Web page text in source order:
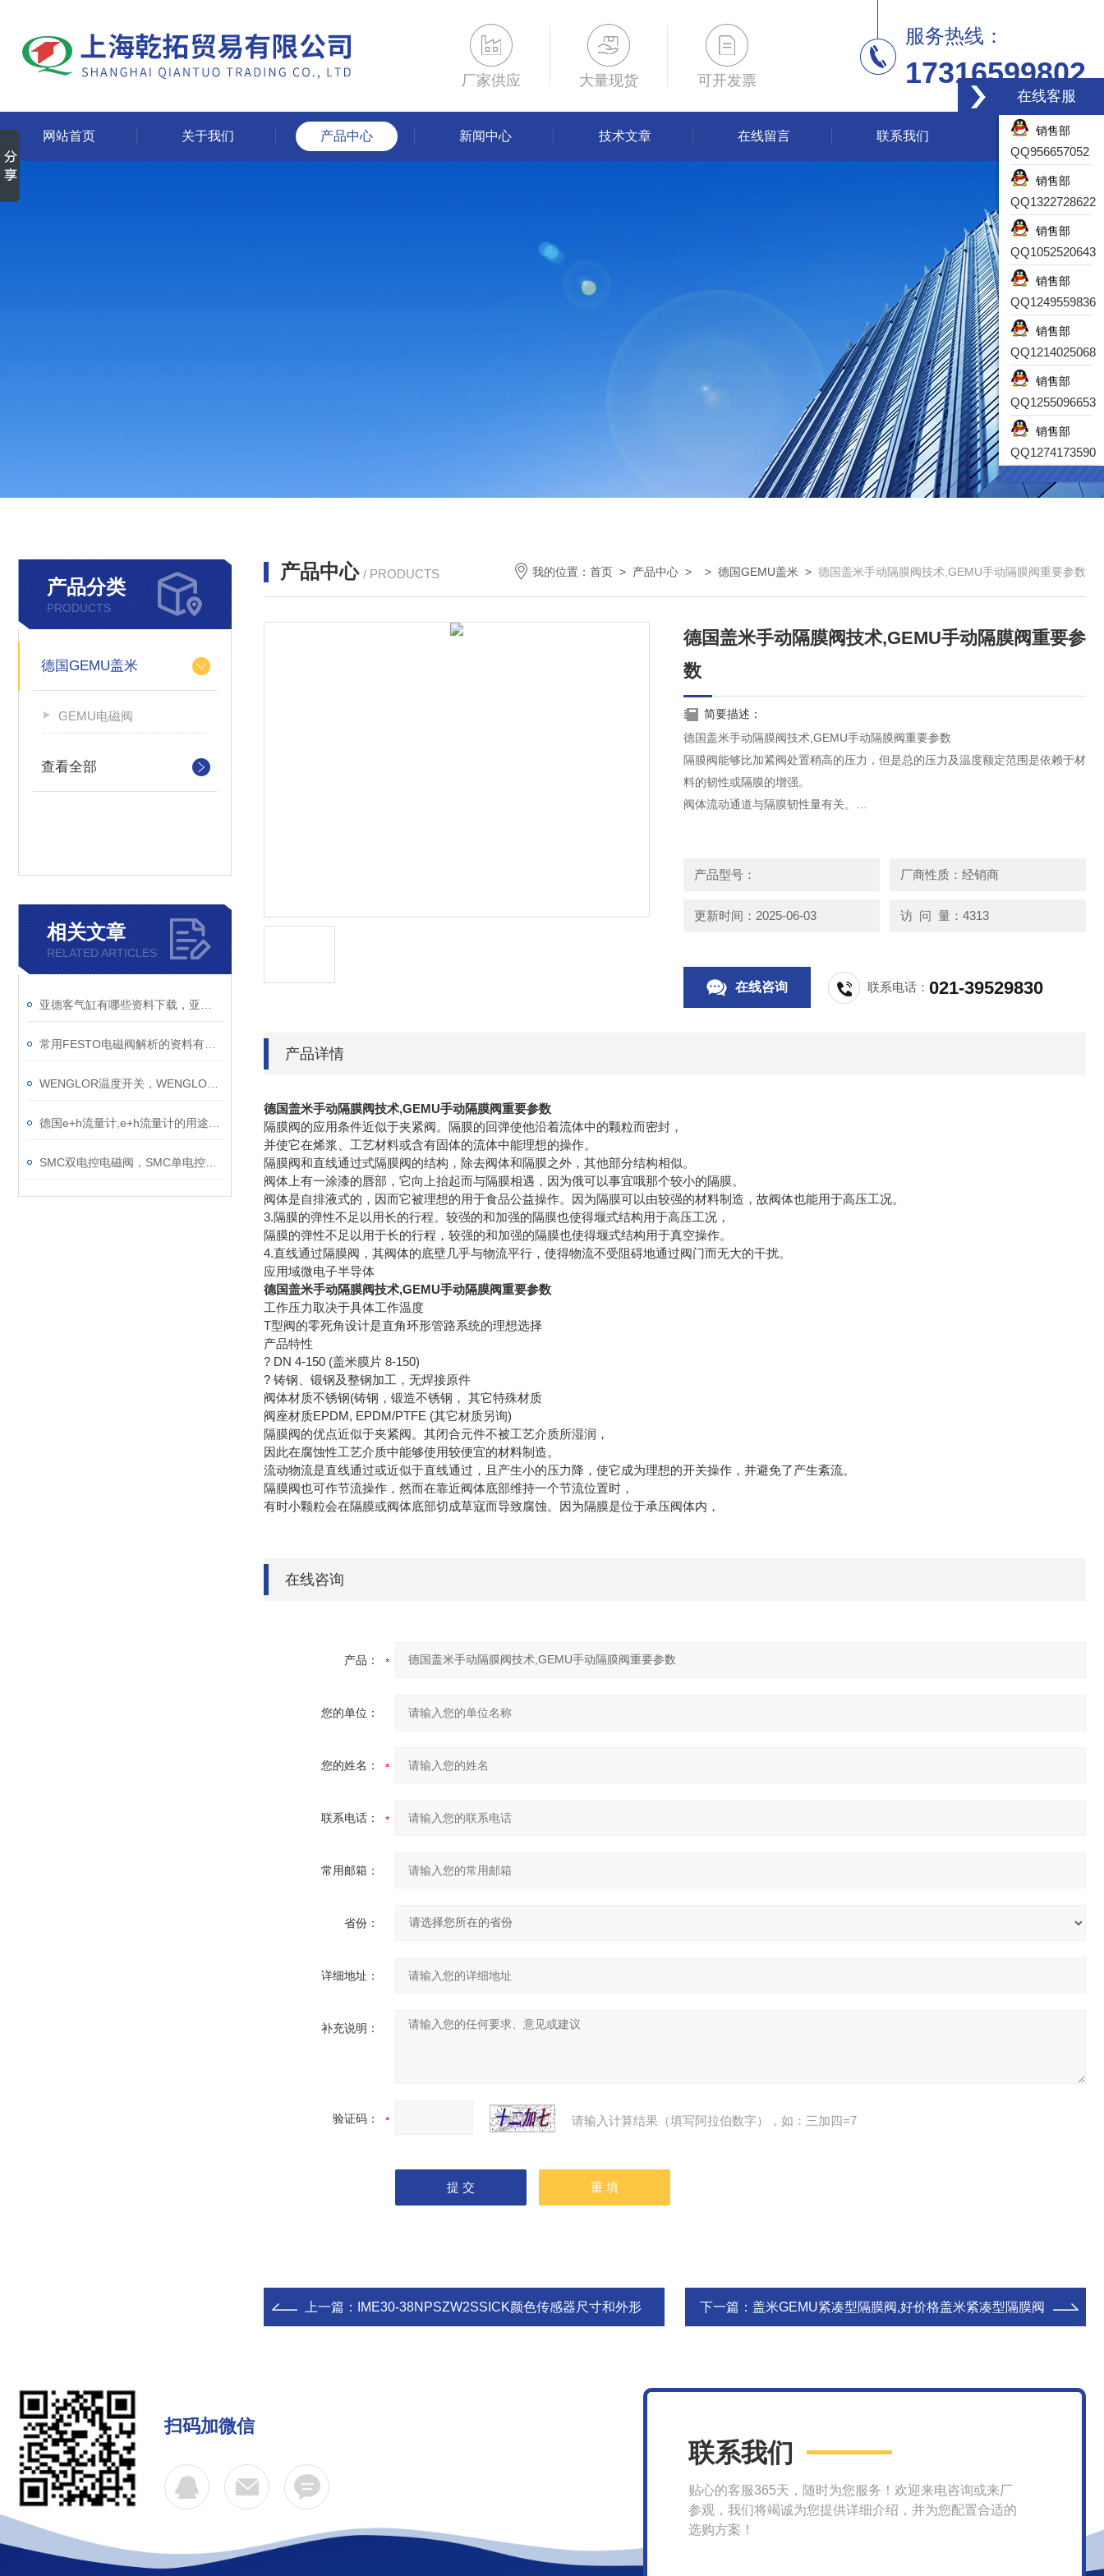
厂家供应 大量现货 可开发票
服务热线：
17316599802
网站首页 关于我们 产品中心 新闻中心 技术文章 在线留言 联系我们
产品分类
PRODUCTS
德国GEMU盖米
GEMU电磁阀
查看全部
相关文章
RELATED ARTICLES
产品中心 / PRODUCTS 我的位置： 首页 > 产品中心 > > 德国GEMU盖米 > 德国盖米手动隔膜阀技术,GEMU手动隔膜阀重要参数
德国盖米手动隔膜阀技术,GEMU手动隔膜阀重要参
数
简要描述：
德国盖米手动隔膜阀技术,GEMU手动隔膜阀重要参数
隔膜阀能够比加紧阀处置稍高的压力，但是总的压力及温度额定范围是依赖于材
料的韧性或隔膜的增强。
阀体流动通道与隔膜韧性量有关。
产品型号： 厂商性质：经销商
更新时间：2025-06-03 访 问 量：4313
在线咨询 联系电话：021-39529830
产品详情
德国盖米手动隔膜阀技术,GEMU手动隔膜阀重要参数
隔膜阀的应用条件近似于夹紧阀。隔膜的回弹使他沿着流体中的颗粒而密封，
并使它在烯浆、工艺材料或含有固体的流体中能理想的操作。
隔膜阀和直线通过式隔膜阀的结构，除去阀体和隔膜之外，其他部分结构相似。
阀体上有一涂漆的唇部，它向上抬起而与隔膜相遇，因为俄可以事宜哦那个较小的隔膜。
阀体是自排液式的，因而它被理想的用于食品公益操作。因为隔膜可以由较强的材料制造，故阀体也能用于高压工况。
3.隔膜的弹性不足以用长的行程。较强的和加强的隔膜也使得堰式结构用于高压工况，
隔膜的弹性不足以用于长的行程，较强的和加强的隔膜也使得堰式结构用于真空操作。
4.直线通过隔膜阀，其阀体的底壁几乎与物流平行，使得物流不受阻碍地通过阀门而无大的干扰。
应用域微电子半导体
德国盖米手动隔膜阀技术,GEMU手动隔膜阀重要参数
工作压力取决于具体工作温度
T型阀的零死角设计是直角环形管路系统的理想选择
产品特性
? DN 4-150 (盖米膜片 8-150)
? 铸钢、锻钢及整钢加工，无焊接原件
阀体材质不锈钢(铸钢，锻造不锈钢， 其它特殊材质
阀座材质EPDM, EPDM/PTFE (其它材质另询)
隔膜阀的优点近似于夹紧阀。其闭合元件不被工艺介质所湿润，
因此在腐蚀性工艺介质中能够使用较便宜的材料制造。
流动物流是直线通过或近似于直线通过，且产生小的压力降，使它成为理想的开关操作，并避免了产生紊流。
隔膜阀也可作节流操作，然而在靠近阀体底部维持一个节流位置时，
有时小颗粒会在隔膜或阀体底部切成草寇而导致腐蚀。因为隔膜是位于承压阀体内，
在线咨询
产品：
您的单位：
您的姓名：
联系电话：
常用邮箱：
省份：
详细地址：
补充说明：
验证码： 请输入计算结果（填写阿拉伯数字），如：三加四=7
上一篇： IME30-38NPSZW2SSICK颜色传感器尺寸和外形 下一篇： 盖米GEMU紧凑型隔膜阀,好价格盖米紧凑型隔膜阀
扫码加微信
联系我们
贴心的客服365天，随时为您服务！欢迎来电咨询或来厂
参观，我们将竭诚为您提供详细介绍，并为您配置合适的
选购方案！
在线客服
销售部
QQ956657052
销售部
QQ1322728622
销售部
QQ1052520643
销售部
QQ1249559836
销售部
QQ1214025068
销售部
QQ1255096653
销售部
QQ1274173590